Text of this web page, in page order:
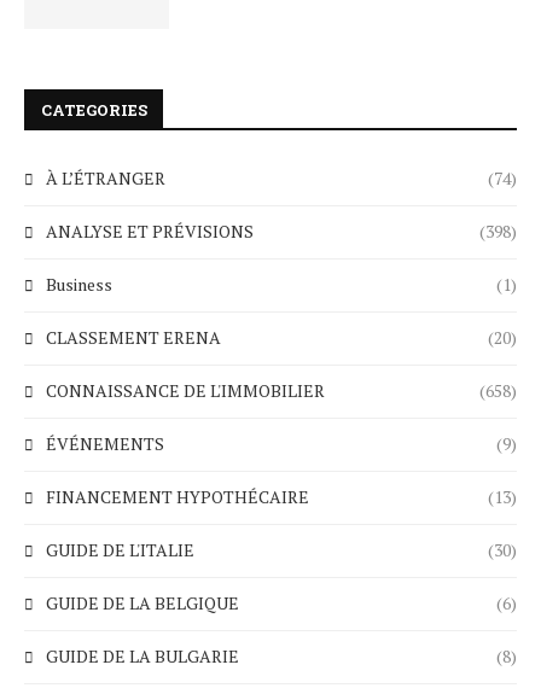
CATEGORIES
À L’ÉTRANGER (74)
ANALYSE ET PRÉVISIONS (398)
Business (1)
CLASSEMENT ERENA (20)
CONNAISSANCE DE L'IMMOBILIER (658)
ÉVÉNEMENTS (9)
FINANCEMENT HYPOTHÉCAIRE (13)
GUIDE DE L'ITALIE (30)
GUIDE DE LA BELGIQUE (6)
GUIDE DE LA BULGARIE (8)